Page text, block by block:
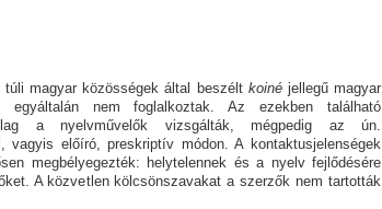
közösségek által beszélt koiné jellegű magyar
egyáltalán nem foglalkoztak. Az ezek­ben található
a nyelvművelők vizsgálták, még­pe­dig az ún.
vagyis előíró, preskriptív módon. A kon­tak­tus­jelenségek
megbélyegezték: helytelennek és a nyelv fej­lő­dé­sére
A közvetlen kölcsönszavakat a szerzők nem tartották